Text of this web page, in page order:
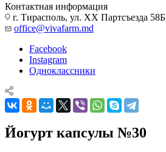
Контактная информация
г. Тирасполь, ул. ХХ Партсъезда 58Б
office@vivafarm.md
Facebook
Instagram
Одноклассники
Йогурт капсулы №30